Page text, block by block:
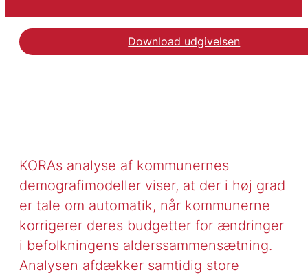
Download udgivelsen
KORAs analyse af kommunernes
demografimodeller viser, at der i høj grad
er tale om automatik, når kommunerne
korrigerer deres budgetter for ændringer
i befolkningens alderssammensætning.
Analysen afdækker samtidig store